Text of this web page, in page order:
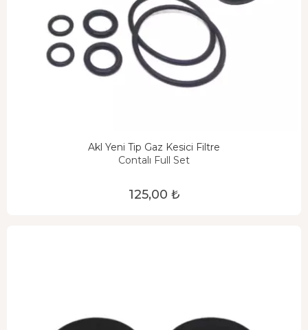
Akl Yeni Tip Gaz Kesici Filtre
Contalı Full Set
125,00 ₺